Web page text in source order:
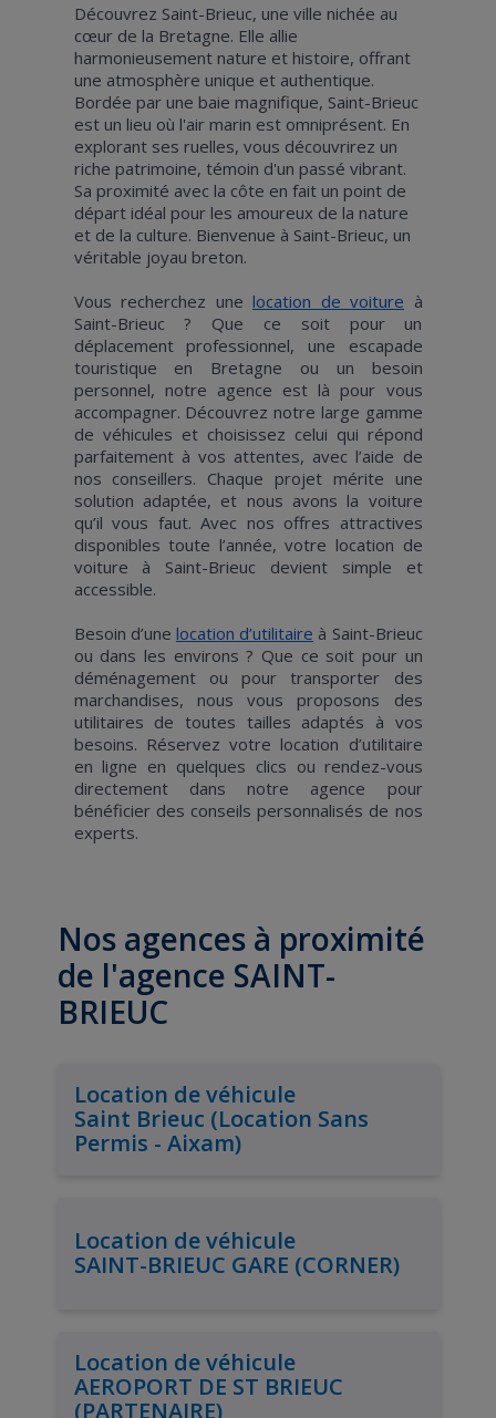
Découvrez Saint-Brieuc, une ville nichée au
cœur de la Bretagne. Elle allie
harmonieusement nature et histoire, offrant
une atmosphère unique et authentique.
Bordée par une baie magnifique, Saint-Brieuc
est un lieu où l'air marin est omniprésent. En
explorant ses ruelles, vous découvrirez un
riche patrimoine, témoin d'un passé vibrant.
Sa proximité avec la côte en fait un point de
départ idéal pour les amoureux de la nature
et de la culture. Bienvenue à Saint-Brieuc, un
véritable joyau breton.
Vous recherchez une location de voiture à
Saint-Brieuc ? Que ce soit pour un
déplacement professionnel, une escapade
touristique en Bretagne ou un besoin
personnel, notre agence est là pour vous
accompagner. Découvrez notre large gamme
de véhicules et choisissez celui qui répond
parfaitement à vos attentes, avec l’aide de
nos conseillers. Chaque projet mérite une
solution adaptée, et nous avons la voiture
qu’il vous faut. Avec nos offres attractives
disponibles toute l’année, votre location de
voiture à Saint-Brieuc devient simple et
accessible.
Besoin d’une location d’utilitaire à Saint-Brieuc
ou dans les environs ? Que ce soit pour un
déménagement ou pour transporter des
marchandises, nous vous proposons des
utilitaires de toutes tailles adaptés à vos
besoins. Réservez votre location d’utilitaire
en ligne en quelques clics ou rendez-vous
directement dans notre agence pour
bénéficier des conseils personnalisés de nos
experts.
Nos agences à proximité
de l'agence SAINT-
BRIEUC
Location de véhicule
Saint Brieuc (Location Sans
Permis - Aixam)
Location de véhicule
SAINT-BRIEUC GARE (CORNER)
Location de véhicule
AEROPORT DE ST BRIEUC
(PARTENAIRE)